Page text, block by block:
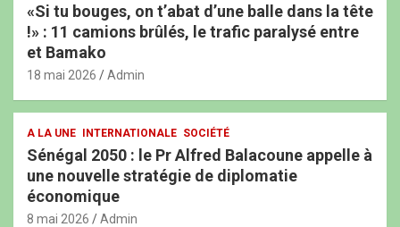
«Si tu bouges, on t’abat d’une balle dans la tête
!» : 11 camions brûlés, le trafic paralysé entre
et Bamako
18 mai 2026 Admin
A LA UNE INTERNATIONALE SOCIÉTÉ
Sénégal 2050 : le Pr Alfred Balacoune appelle à
une nouvelle stratégie de diplomatie
économique
8 mai 2026 Admin